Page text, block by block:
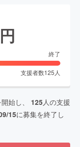
円
終了
支援者数125 人
始し、 125人の支援
15に募集を終了し